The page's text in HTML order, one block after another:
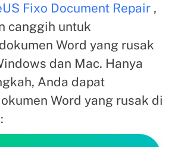
Fixo Document Repair,
canggih untuk
Word yang rusak
dan Mac. Hanya
Anda dapat
Word yang rusak di